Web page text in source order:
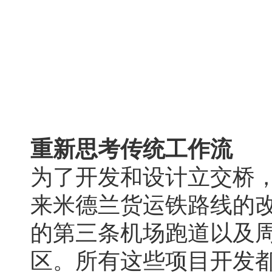
重新思考传统工作流
为了开发和设计立交桥
来米德兰货运铁路线的
的第三条机场跑道以及
区。所有这些项目开发